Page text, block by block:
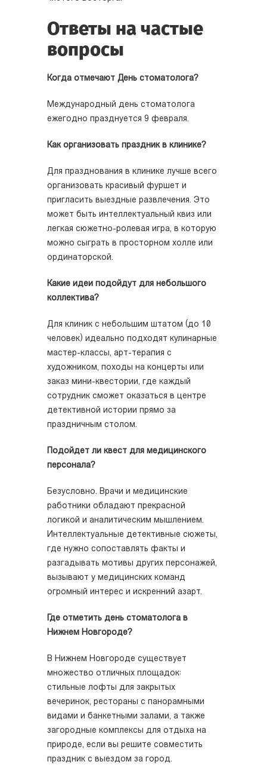
Ответы на частые
вопросы
Когда отмечают День стоматолога?
Международный день стоматолога
ежегодно празднуется 9 февраля.
Как организовать праздник в клинике?
Для празднования в клинике лучше всего
организовать красивый фуршет и
пригласить выездные развлечения. Это
может быть интеллектуальный квиз или
легкая сюжетно-ролевая игра, в которую
можно сыграть в просторном холле или
ординаторской.
Какие идеи подойдут для небольшого
коллектива?
Для клиник с небольшим штатом (до 10
человек) идеально подходят кулинарные
мастер-классы, арт-терапия с
художником, походы на концерты или
заказ мини-квестории, где каждый
сотрудник сможет оказаться в центре
детективной истории прямо за
праздничным столом.
Подойдет ли квест для медицинского
персонала?
Безусловно. Врачи и медицинские
работники обладают прекрасной
логикой и аналитическим мышлением.
Интеллектуальные детективные сюжеты,
где нужно сопоставлять факты и
разгадывать мотивы других персонажей,
вызывают у медицинских команд
огромный интерес и искренний азарт.
Где отметить день стоматолога в
Нижнем Новгороде?
В Нижнем Новгороде существует
множество отличных площадок:
стильные лофты для закрытых
вечеринок, рестораны с панорамными
видами и банкетными залами, а также
загородные комплексы для отдыха на
природе, если вы решите совместить
праздник с выездом за город.